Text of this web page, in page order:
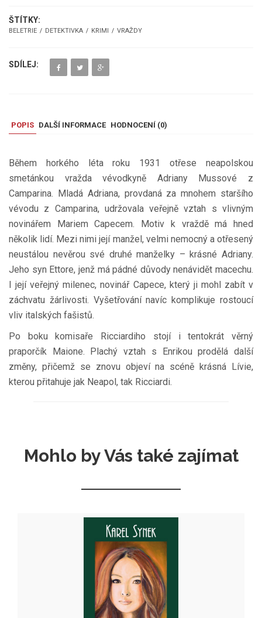
ŠTÍTKY:
BELETRIE DETEKTIVKA KRIMI VRAŽDY
SDÍLEJ:
POPIS DALŠÍ INFORMACE HODNOCENÍ (0)
Během horkého léta roku 1931 otřese neapolskou
smetánkou vražda vévodkyně Adriany Mussové z
Camparina. Mladá Adriana, provdaná za mnohem staršího
vévodu z Camparina, udržovala veřejně vztah s vlivným
novinářem Mariem Capecem. Motiv k vraždě má hned
několik lidí. Mezi nimi její manžel, velmi nemocný a otřesený
neustálou nevěrou své druhé manželky – krásné Adriany.
Jeho syn Ettore, jenž má pádné důvody nenávidět macechu.
I její veřejný milenec, novinář Capece, který ji mohl zabít v
záchvatu žárlivosti. Vyšetřování navíc komplikuje rostoucí
vliv italských fašistů.
Po boku komisaře Ricciardiho stojí i tentokrát věrný
praporčík Maione. Plachý vztah s Enrikou prodělá další
změny, přičemž se znovu objeví na scéně krásná Lívie,
kterou přitahuje jak Neapol, tak Ricciardi.
Mohlo by Vás také zajímat